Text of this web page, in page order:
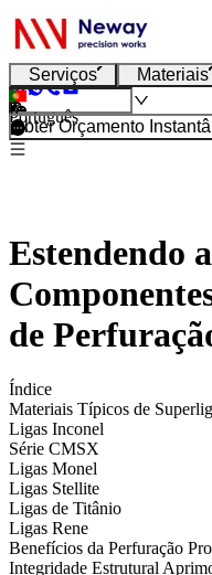
Serviços Materiais
Português
Obter Orçamento
Estendendo
de
Índice
Materiais Típicos de
Ligas Inconel
Série CMSX
Ligas Monel
Ligas Stellite
Ligas de Titânio
Ligas Rene
Benefícios da Perfuração
Integridade Estrutural